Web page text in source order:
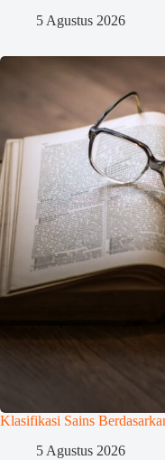
5 Agustus 2026
Klasifikasi Sains
5 Agustus 2026